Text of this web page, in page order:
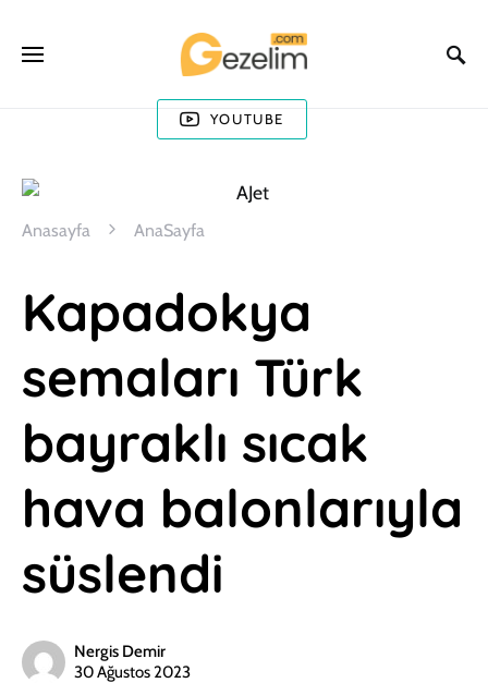
YOUTUBE
Anasayfa AnaSayfa
Kapadokya
semaları Türk
bayraklı sıcak
hava balonlarıyla
süslendi
Nergis Demir
30 Ağustos 2023